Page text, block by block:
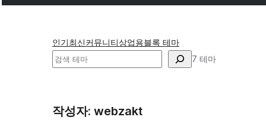
인기최신커뮤니티상업용블록 테마
검
7 테마
작성자: webzakt